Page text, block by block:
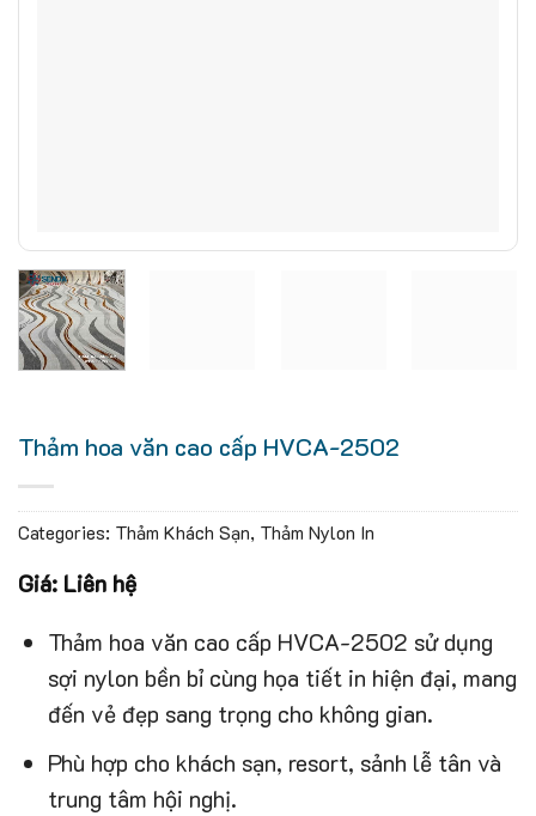
Thảm hoa văn cao cấp HVCA-2502
Categories: Thảm Khách Sạn, Thảm Nylon In
Giá: Liên hệ
Thảm hoa văn cao cấp HVCA-2502 sử dụng
sợi nylon bền bỉ cùng họa tiết in hiện đại, mang
đến vẻ đẹp sang trọng cho không gian.
Phù hợp cho khách sạn, resort, sảnh lễ tân và
trung tâm hội nghị.